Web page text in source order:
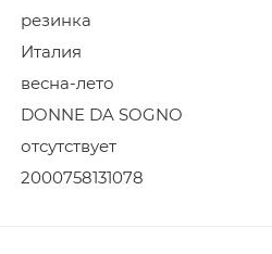
резинка
Италия
весна-лето
DONNE DA SOGNO
отсутствует
2000758131078